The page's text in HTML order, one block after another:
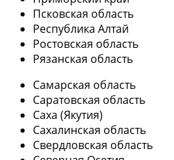
Псковская область
Республика Алтай
Ростовская область
Рязанская область
Самарская область
Саратовская область
Саха (Якутия)
Сахалинская область
Свердловская область